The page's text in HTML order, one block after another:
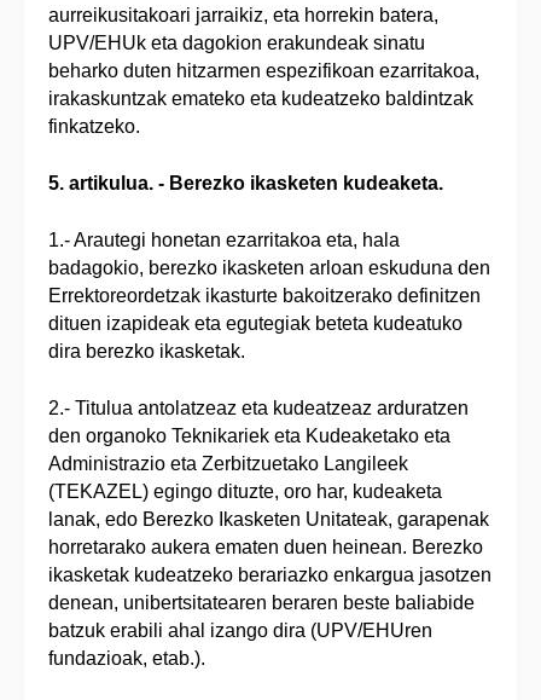
aurreikusitakoari jarraikiz, eta horrekin batera,
UPV/EHUk eta dagokion erakundeak sinatu
beharko duten hitzarmen espezifikoan ezarritakoa,
irakaskuntzak emateko eta kudeatzeko baldintzak
finkatzeko.
5. artikulua. - Berezko ikasketen kudeaketa.
1.- Arautegi honetan ezarritakoa eta, hala
badagokio, berezko ikasketen arloan eskuduna den
Errektoreordetzak ikasturte bakoitzerako definitzen
dituen izapideak eta egutegiak beteta kudeatuko
dira berezko ikasketak.
2.- Titulua antolatzeaz eta kudeatzeaz arduratzen
den organoko Teknikariek eta Kudeaketako eta
Administrazio eta Zerbitzuetako Langileek
(TEKAZEL) egingo dituzte, oro har, kudeaketa
lanak, edo Berezko Ikasketen Unitateak, garapenak
horretarako aukera ematen duen heinean. Berezko
ikasketak kudeatzeko berariazko enkargua jasotzen
denean, unibertsitatearen beraren beste baliabide
batzuk erabili ahal izango dira (UPV/EHUren
fundazioak, etab.).